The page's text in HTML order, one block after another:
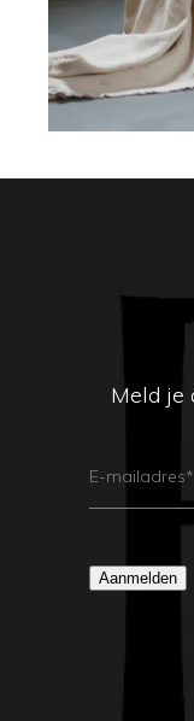
Meld je
Mailadres
Aanmelden